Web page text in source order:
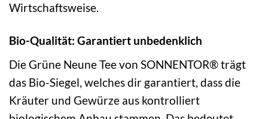
Wirtschaftsweise.
Bio-Qualität: Garantiert unbedenklich
Die Grüne Neune Tee von SONNENTOR® trägt
das Bio-Siegel, welches dir garantiert, dass die
Kräuter und Gewürze aus kontrolliert